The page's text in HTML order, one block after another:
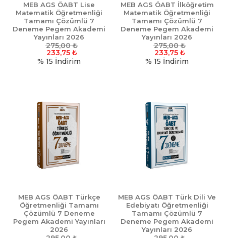
MEB AGS ÖABT Lise
Matematik Öğretmenliği
Tamamı Çözümlü 7
Deneme Pegem Akademi
Yayınları 2026
275,00₺
233,75₺
% 15 İndirim
MEB AGS ÖABT İlköğretim
Matematik Öğretmenliği
Tamamı Çözümlü 7
Deneme Pegem Akademi
Yayınları 2026
275,00₺
233,75₺
% 15 İndirim
MEB AGS ÖABT Türkçe
Öğretmenliği Tamamı
Çözümlü 7 Deneme
Pegem Akademi Yayınları
2026
MEB AGS ÖABT Türk Dili Ve
Edebiyatı Öğretmenliği
Tamamı Çözümlü 7
Deneme Pegem Akademi
Yayınları 2026